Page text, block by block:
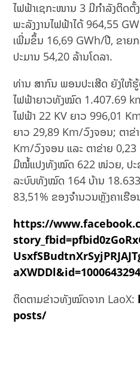
ໄຟຟ້າເຊກະໜານ 3 ມີກໍາລັງຕິດຕັ້
ພະລັງງານໄຟຟ້າໄດ້ 964,55
ເພີ່ມຂຶ້ນ 16,69 GWh/ປີ, ຂາຍ
ປະມານ 54,20 ລ້ານໂດລາ.
ທ່ານ ສາກົນ ພອນປະເສີດ ຍັງໃຫ້
ໄຟຟ້າຍາວທັງໝົດ 1.407.69
ໄຟຟ້າ 22 KV ຍາວ 996,01
ຍາວ 29,89 Km/ວົງຈອນ; ຕາຂ່
Km/ວົງຈອນ ແລະ ຕາຂ່າຍ
ມີໝໍ້ແປງທັງໝົດ 622 ໜ່ວຍ, ປະຊ
ລະບົບທັງໝົດ 164 ບ້ານ
83,51% ຂອງຈໍານວນຫຼັງຄາເຮື
https://
ຕິດຕາມຂ່າວທັງໝົດຈາກ LaoX:
posts/